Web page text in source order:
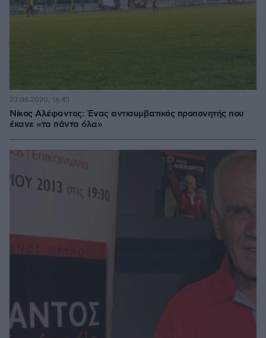
Νίκος Αλέφαντος: Ένας αντισυμβατικός προπονητής που
έκανε «τα πάντα όλα»
23.06.2020, 16:45